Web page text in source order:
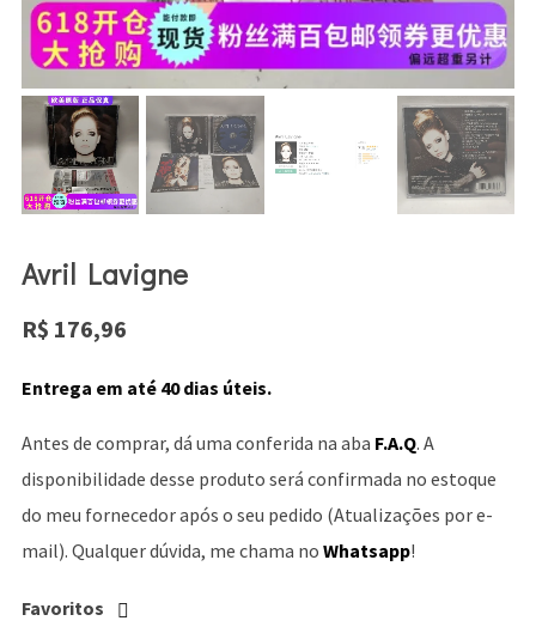
Avril Lavigne
R$ 176,96
Entrega em até 40 dias úteis.
Antes de comprar, dá uma conferida na aba F.A.Q. A
disponibilidade desse produto será confirmada no estoque
do meu fornecedor após o seu pedido (Atualizações por e-
mail). Qualquer dúvida, me chama no Whatsapp!
Favoritos